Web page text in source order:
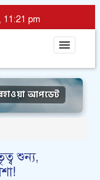
11:21 pm
Toggle
আপডেট
শুন্য,